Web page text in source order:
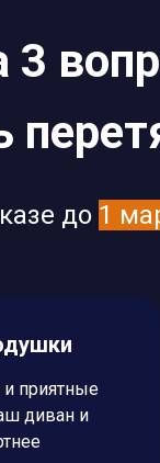
приятные
диван и
3
до 1